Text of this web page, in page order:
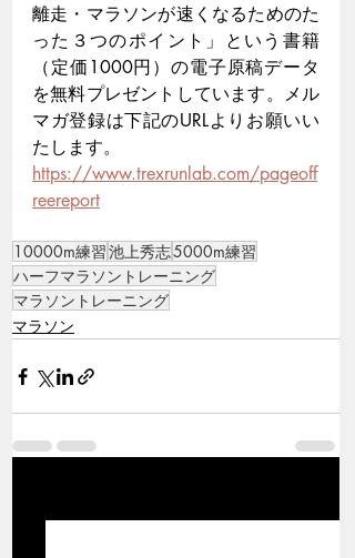
離走・マラソンが速くなるためのた
った３つのポイント」という書籍
（定価1000円）の電子原稿データ
を無料プレゼントしています。メル
マガ登録は下記のURLよりお願いい
たします。
https://www.trexrunlab.com/pageoff
reereport
10000m練習池上秀志5000m練習
ハーフマラソントレーニング
マラソントレーニング
マラソン